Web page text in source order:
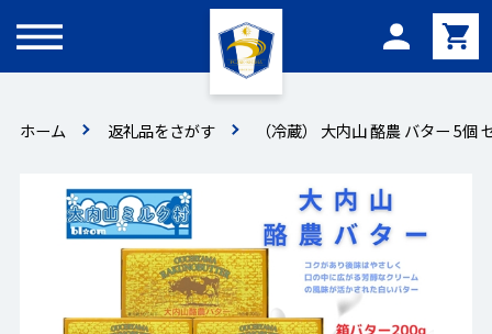
メニュー
ホーム 返礼品をさがす （冷蔵） 大内山 酪農 バター 5